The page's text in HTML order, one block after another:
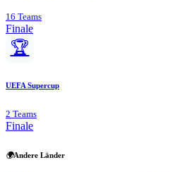
16 Teams
Finale
🏆
UEFA Supercup
2 Teams
Finale
🌍Andere Länder